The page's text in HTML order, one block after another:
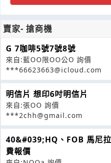
賣家- 搶商機
G 7咖啡5號7號8號
來自:藍OO限OO公O 詢價
***66623663@icloud.com
明信片 想印6吋明信片
來自:張OO 詢價
***2chh@gmail.com
40&#039;HQ、FOB 馬尼
費報價